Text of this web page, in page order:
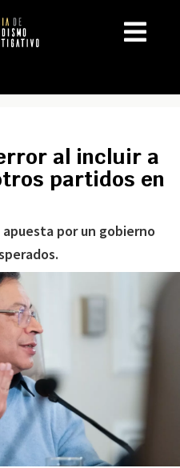
al incluir a
partidos en
por un gobierno